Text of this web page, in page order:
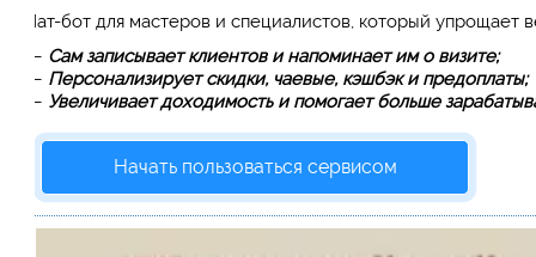
Чат-бот для мастеров и специалистов, который упрощает
— Сам записывает клиентов и напоминает им о визите;
— Персонализирует скидки, чаевые, кэшбэк и предоплаты;
— Увеличивает доходимость и помогает больше
Начать пользоваться сервисом